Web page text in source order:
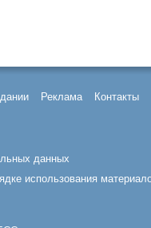
Реклама Контакты
данных
использования